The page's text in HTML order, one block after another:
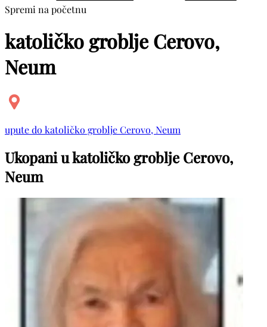
Spremi na početnu
katoličko groblje Cerovo,
Neum
upute do katoličko groblje Cerovo, Neum
Ukopani u katoličko groblje Cerovo,
Neum